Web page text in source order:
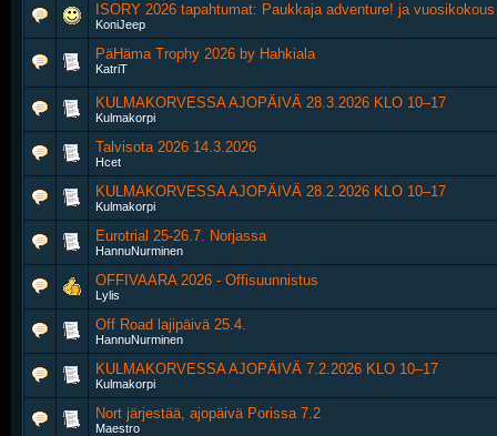
ISORY 2026 tapahtumat: Paukkaja adventure! ja vuosikokous
KoniJeep
PäHäma Trophy 2026 by Hahkiala
KatriT
KULMAKORVESSA AJOPÄIVÄ 28.3.2026 KLO 10–17
Kulmakorpi
Talvisota 2026 14.3.2026
Hcet
KULMAKORVESSA AJOPÄIVÄ 28.2.2026 KLO 10–17
Kulmakorpi
Eurotrial 25-26.7. Norjassa
HannuNurminen
OFFIVAARA 2026 - Offisuunnistus
Lylis
Off Road lajipäivä 25.4.
HannuNurminen
KULMAKORVESSA AJOPÄIVÄ 7.2.2026 KLO 10–17
Kulmakorpi
Nort järjestää, ajopäivä Porissa 7.2
Maestro